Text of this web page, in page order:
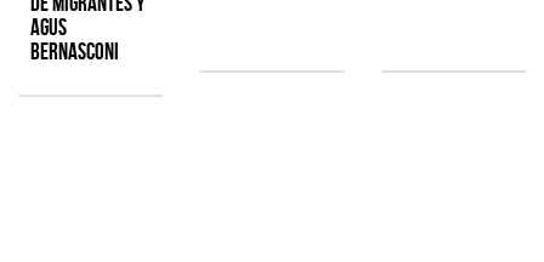
Agus
Bernasconi